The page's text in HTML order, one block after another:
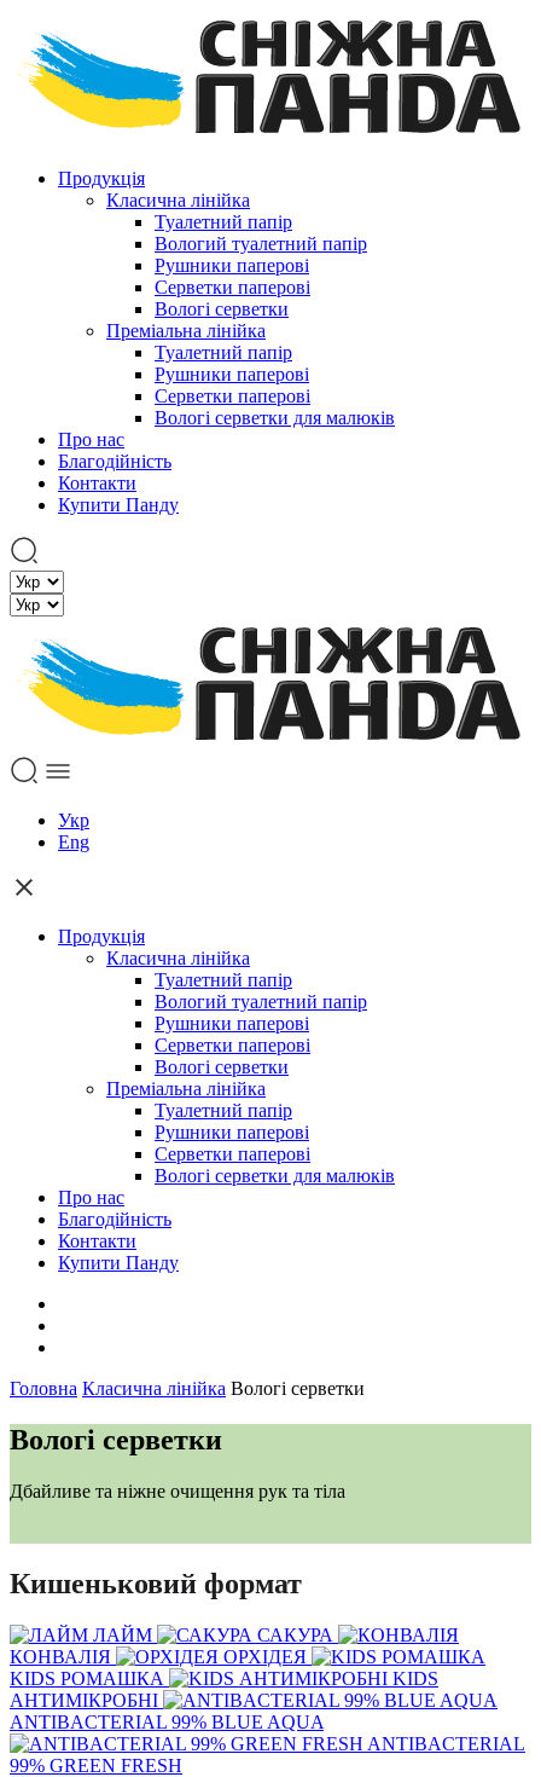
Продукція
Класична лінійка
Туалетний папір
Вологий туалетний папір
Рушники паперові
Серветки паперові
Вологі серветки
Преміальна лінійка
Туалетний папір
Рушники паперові
Cерветки паперові
Вологі серветки для малюків
Про нас
Благодійність
Контакти
Купити Панду
Укр
Eng
Продукція
Класична лінійка
Туалетний папір
Вологий туалетний папір
Рушники паперові
Серветки паперові
Вологі серветки
Преміальна лінійка
Туалетний папір
Рушники паперові
Cерветки паперові
Вологі серветки для малюків
Про нас
Благодійність
Контакти
Купити Панду
Головна Класична лінійка Вологі серветки
Вологі серветки
Дбайливе та ніжне очищення рук та тіла
Кишеньковий формат
ЛАЙМ
САКУРА
КОНВАЛІЯ
ОРХІДЕЯ
KIDS РОМАШКА
KIDS
АНТИМІКРОБНІ
ANTIBACTERIAL 99% BLUE AQUA
ANTIBACTERIAL
99% GREEN FRESH